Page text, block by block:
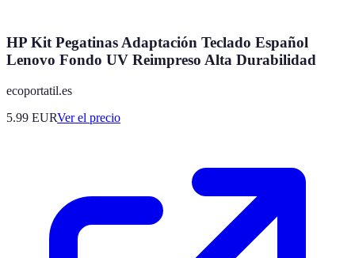
HP Kit Pegatinas Adaptación Teclado Español
Lenovo Fondo UV Reimpreso Alta Durabilidad
ecoportatil.es
5.99 EURVer el precio